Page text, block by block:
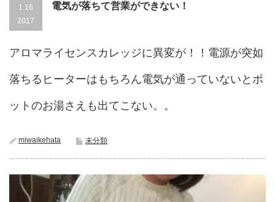
1.16
2017
電気が落ちて営業ができない！
アロマライセンスカレッジに異変が！！電源が突如
落ちるヒーターはもちろん電気が通っていないとポ
ットのお湯さえも出てこない。。
miwaikehata 未分類